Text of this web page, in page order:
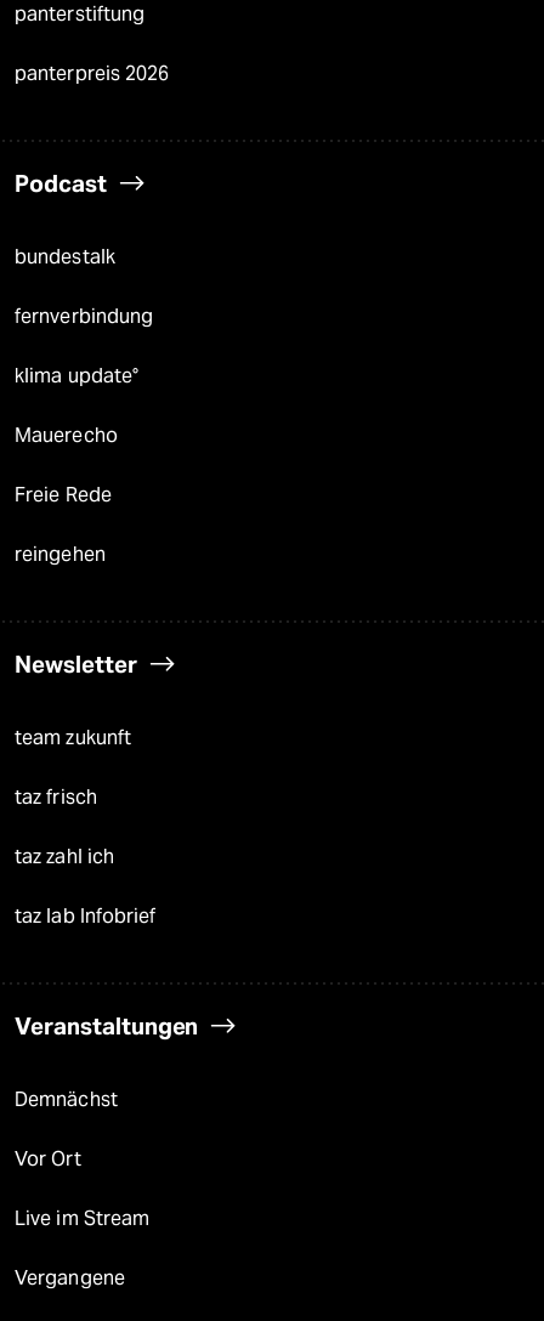
panterstiftung
panterpreis 2026
Podcast
bundestalk
fernverbindung
klima update°
Mauerecho
Freie Rede
reingehen
Newsletter
team zukunft
taz frisch
taz zahl ich
taz lab Infobrief
Veranstaltungen
Demnächst
Vor Ort
Live im Stream
Vergangene